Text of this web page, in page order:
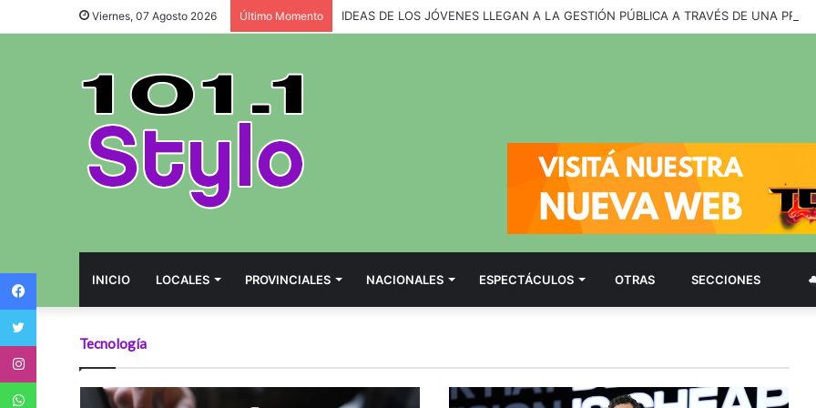
Viernes, 07 Agosto 2026 Último Momento IDEAS DE LOS JÓVENES LLEGAN A LA GESTIÓN PÚBLICA A TRAVÉS DE UNA
INICIO LOCALES PROVINCIALES NACIONALES ESPECTÁCULOS OTRAS SECCIONES
Tecnología
Twitter
Instagram